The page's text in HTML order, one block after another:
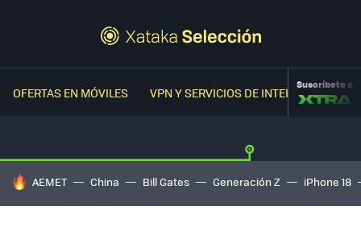
OFERTAS EN MÓVILES VPN Y SERVICIOS DE INTERNETSuscríbete a
HOY SE HABLA DE
AEMET China Bill Gates Generación Z iPhone 18